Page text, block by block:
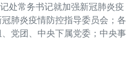
处常务书记就加强新冠肺炎疫
肺炎疫情防控指导委员会；各
党团、中央下属党委；中央事